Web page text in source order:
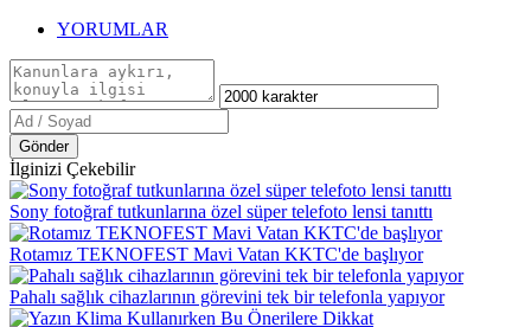
YORUMLAR
Gönder
İlginizi Çekebilir
Sony fotoğraf tutkunlarına özel süper telefoto lensi tanıttı
Rotamız TEKNOFEST Mavi Vatan KKTC'de başlıyor
Pahalı sağlık cihazlarının görevini tek bir telefonla yapıyor